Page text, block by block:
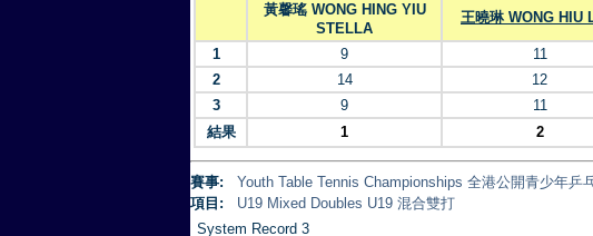
黃馨瑤 WONG HING YIU
STELLA
王曉琳 WONG HIU
1 9
11
2
14
12
3
9
11
結果
1 2
賽事:
Youth Table Tennis Championships 全港公開青少年乒
項目:
U19 Mixed Doubles U19 混合雙打
System Record 3